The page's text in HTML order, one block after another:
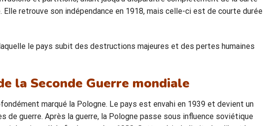
Elle retrouve son indépendance en 1918, mais celle-ci est de courte durée
le pays subit des destructions majeures et des pertes humaines
la Seconde Guerre mondiale
marqué la Pologne. Le pays est envahi en 1939 et devient un
de guerre. Après la guerre, la Pologne passe sous influence soviétique